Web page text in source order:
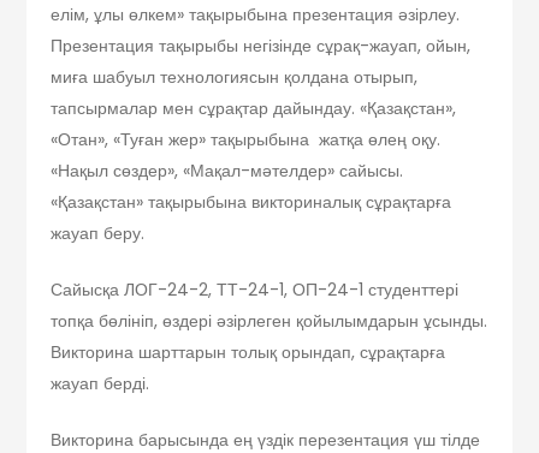
елім, ұлы өлкем» тақырыбына презентация әзірлеу.
Презентация тақырыбы негізінде сұрақ-жауап, ойын,
миға шабуыл технологиясын қолдана отырып,
тапсырмалар мен сұрақтар дайындау. «Қазақстан»,
«Отан», «Туған жер» тақырыбына жатқа өлең оқу.
«Нақыл сөздер», «Мақал-мәтелдер» сайысы.
«Қазақстан» тақырыбына викториналық сұрақтарға
жауап беру.
Сайысқа ЛОГ-24-2, ТТ-24-1, ОП-24-1 студенттері
топқа бөлініп, өздері әзірлеген қойылымдарын ұсынды.
Викторина шарттарын толық орындап, сұрақтарға
жауап берді.
Викторина барысында ең үздік перезентация үш тілде